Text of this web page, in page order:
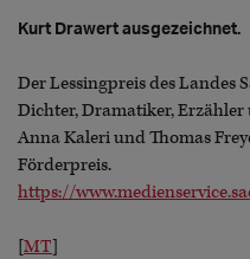
Kurt Drawert ausgezeichnet.
Der Lessingpreis des Landes
Dichter, Dramatiker,
Anna Kaleri und Thomas
Förderpreis.
https://
[MT]